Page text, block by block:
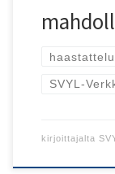
haastattelu
SVYL-
kirjoittajalta